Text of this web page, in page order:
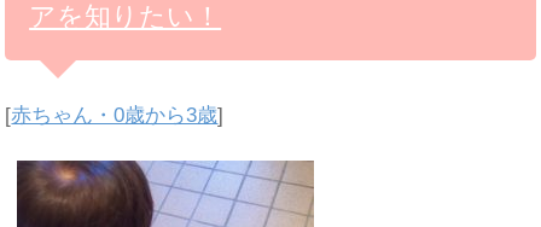
アを知りたい！
[赤ちゃん・0歳から3歳]